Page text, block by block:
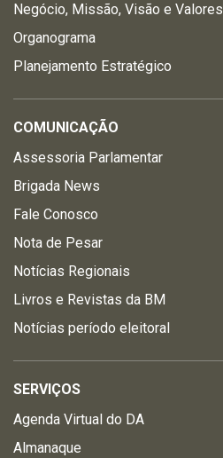
Negócio, Missão, Visão e Valores
Organograma
Planejamento Estratégico
COMUNICAÇÃO
Assessoria Parlamentar
Brigada News
Fale Conosco
Nota de Pesar
Notícias Regionais
Livros e Revistas da BM
Notícias período eleitoral
SERVIÇOS
Agenda Virtual do DA
Almanaque